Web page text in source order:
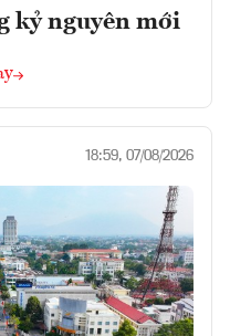
kỷ nguyên mới
18:59, 07/08/2026